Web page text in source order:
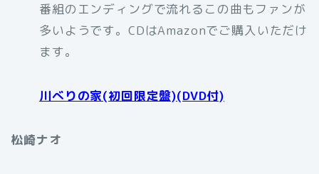
番組のエンディングで流れるこの曲もファンが
多いようです。CDはAmazonでご購入いただけ
ます。
川べりの家(初回限定盤)(DVD付)
松崎ナオ